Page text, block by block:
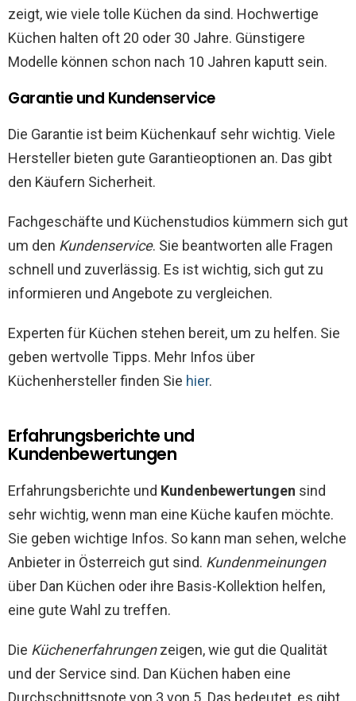
zeigt, wie viele tolle Küchen da sind. Hochwertige
Küchen halten oft 20 oder 30 Jahre. Günstigere
Modelle können schon nach 10 Jahren kaputt sein.
Garantie und Kundenservice
Die Garantie ist beim Küchenkauf sehr wichtig. Viele
Hersteller bieten gute Garantieoptionen an. Das gibt
den Käufern Sicherheit.
Fachgeschäfte und Küchenstudios kümmern sich gut
um den Kundenservice. Sie beantworten alle Fragen
schnell und zuverlässig. Es ist wichtig, sich gut zu
informieren und Angebote zu vergleichen.
Experten für Küchen stehen bereit, um zu helfen. Sie
geben wertvolle Tipps. Mehr Infos über
Küchenhersteller finden Sie hier.
Erfahrungsberichte und
Kundenbewertungen
Erfahrungsberichte und Kundenbewertungen sind
sehr wichtig, wenn man eine Küche kaufen möchte.
Sie geben wichtige Infos. So kann man sehen, welche
Anbieter in Österreich gut sind. Kundenmeinungen
über Dan Küchen oder ihre Basis-Kollektion helfen,
eine gute Wahl zu treffen.
Die Küchenerfahrungenzeigen, wie gut die Qualität
und der Service sind. Dan Küchen haben eine